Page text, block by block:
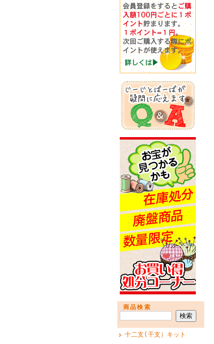
商品検索
十二支(干支）キット